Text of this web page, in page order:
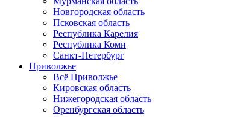
Новгородская область
Псковская область
Республика Карелия
Республика Коми
Санкт-Петербург
Приволжье
Всё Приволжье
Кировская область
Нижегородская область
Оренбургская область